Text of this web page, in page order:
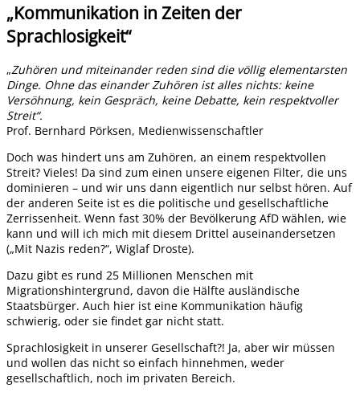
„Kommunikation in Zeiten der
Sprachlosigkeit“
„Zuhören und miteinander reden sind die völlig elementarsten
Dinge. Ohne das einander Zuhören ist alles nichts: keine
Versöhnung, kein Gespräch, keine Debatte, kein respektvoller
Streit“.
Prof. Bernhard Pörksen, Medienwissenschaftler
Doch was hindert uns am Zuhören, an einem respektvollen
Streit? Vieles! Da sind zum einen unsere eigenen Filter, die uns
dominieren – und wir uns dann eigentlich nur selbst hören. Auf
der anderen Seite ist es die politische und gesellschaftliche
Zerrissenheit. Wenn fast 30% der Bevölkerung AfD wählen, wie
kann und will ich mich mit diesem Drittel auseinandersetzen
(„Mit Nazis reden?“, Wiglaf Droste).
Dazu gibt es rund 25 Millionen Menschen mit
Migrationshintergrund, davon die Hälfte ausländische
Staatsbürger. Auch hier ist eine Kommunikation häufig
schwierig, oder sie findet gar nicht statt.
Sprachlosigkeit in unserer Gesellschaft?! Ja, aber wir müssen
und wollen das nicht so einfach hinnehmen, weder
gesellschaftlich, noch im privaten Bereich.